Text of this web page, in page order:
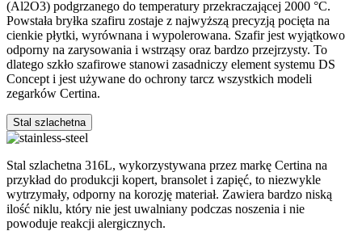
(Al2O3) podgrzanego do temperatury przekraczającej 2000 °C.
Powstała bryłka szafiru zostaje z najwyższą precyzją pocięta na
cienkie płytki, wyrównana i wypolerowana. Szafir jest wyjątkowo
odporny na zarysowania i wstrząsy oraz bardzo przejrzysty. To
dlatego szkło szafirowe stanowi zasadniczy element systemu DS
Concept i jest używane do ochrony tarcz wszystkich modeli
zegarków Certina.
Stal szlachetna
Stal szlachetna 316L, wykorzystywana przez markę Certina na
przykład do produkcji kopert, bransolet i zapięć, to niezwykle
wytrzymały, odporny na korozję materiał. Zawiera bardzo niską
ilość niklu, który nie jest uwalniany podczas noszenia i nie
powoduje reakcji alergicznych.